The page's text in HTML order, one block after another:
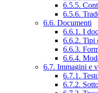
6.5.5.
6.5.6.
6.6. Documenti
6.6.1. I
6.6.2. Tipi
6.6.3.
6.6.4.
6.7. Immagini e
6.7.1.
6.7.2.